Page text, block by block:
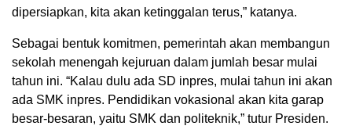
dipersiapkan, kita akan ketinggalan terus,” katanya.
Sebagai bentuk komitmen, pemerintah akan membangun
sekolah menengah kejuruan dalam jumlah besar mulai
tahun ini. “Kalau dulu ada SD inpres, mulai tahun ini akan
ada SMK inpres. Pendidikan vokasional akan kita garap
besar-besaran, yaitu SMK dan politeknik,” tutur Presiden.